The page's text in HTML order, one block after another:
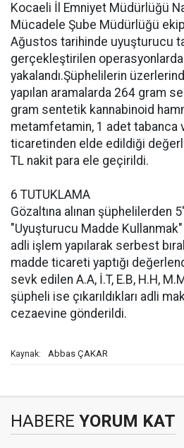
Kocaeli İl Emniyet Müdürlüğü
Mücadele Şube Müdürlüğü
Ağustos tarihinde uyuşturucu
gerçekleştirilen
yakalandı.Şüphelilerin
yapılan aramalarda 264 gram
gram sentetik kannabinoid
metamfetamin, 1 adet tabanca
ticaretinden elde edildiği
TL nakit para ele geçirildi.
6 TUTUKLAMA
Gözaltına alınan şüphelilerden
"Uyuşturucu Madde
adli işlem yapılarak serbest
madde ticareti yaptığı
sevk edilen A.A, İ.T, E.B, H.H,
şüpheli ise çıkarıldıkları adli
cezaevine gönderildi.
Kaynak: Abbas ÇAKAR
HABERE YORUM KAT